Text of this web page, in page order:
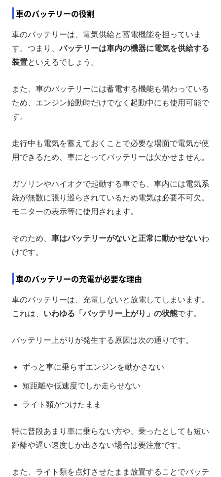
車のバッテリーの役割
車のバッテリーは、電気供給と蓄電機能を担っていま
す。つまり、バッテリーは車内の機器に電気を供給する
装置といえるでしょう。
また、車のバッテリーには蓄電する機能も備わっている
ため、エンジン始動時だけでなく起動中にも使用可能で
す。
走行中も電気を蓄えておくことで必要な場面で電気が使
用できるため、車にとってバッテリーは欠かせません。
ガソリンやハイオクで起動する車でも、車内には電気系
統が無数に張り巡らされているため電気は必要不可欠。
モニターの表示等に使用されます。
そのため、 車はバッテリーがないと正常に動かせないわ
けです。
車のバッテリーの充電が必要な理由
車のバッテリーは、充電しないと放電してしまいます。
これは、 いわゆる「バッテリー上がり」の状態です。
バッテリー上がりが発生する原因は次の通りです。
ずっと車に乗らずエンジンを動かさない
短距離や低速度でしか走らせない
ライト類がつけたまま
特に普段あまり車に乗らない方や、乗ったとしても短い
距離や遅い速度しか出さない場合は要注意です。
また、ライト類を点灯させたまま放置することでバッテ